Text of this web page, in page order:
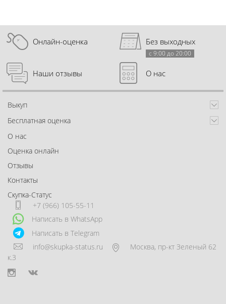
Онлайн-оценка Без выходных
с 9:00 до 20:00
Наши отзывы О нас
Выкуп
Бесплатная оценка
О нас
Оценка онлайн
Отзывы
Контакты
Скупка-Статус
+7 (966) 105-55-11
Написать в WhatsApp
Написать в Telegram
info@skupka-status.ru
Москва, пр-кт Зеленый 62
к.3